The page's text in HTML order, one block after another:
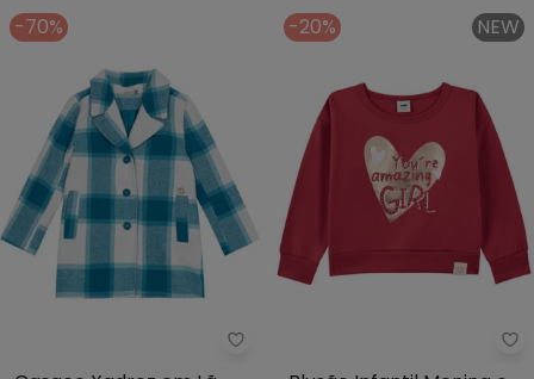
-70%
Carinhoso - Casaco Xadrez em
-20% NEW